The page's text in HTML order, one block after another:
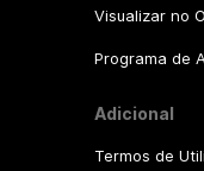
Visualizar no
Programa de
Adicional
Termos de